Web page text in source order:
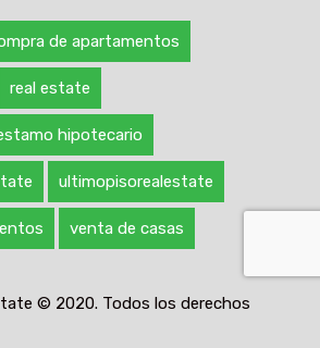
de apartamentos
real estate
hipotecario
ultimopisorealestate
venta de casas
© 2020. Todos los derechos